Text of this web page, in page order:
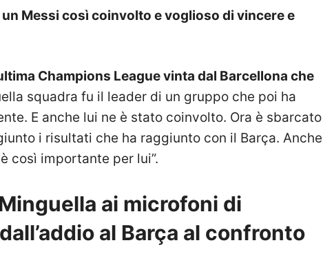
Messi così coinvolto e voglioso di vincere e
Champions League vinta dal Barcellona che
squadra fu il leader di un gruppo che poi ha
E anche lui ne è stato coinvolto. Ora è sbarcato
i risultati che ha raggiunto con il Barça. Anche
così importante per lui”.
ai microfoni di
al Barça al confronto